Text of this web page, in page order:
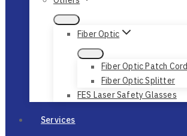
Fiber Optic
Fiber Optic Patch Cord
Fiber Optic Splitter
FES Laser Safety Glasses
Services